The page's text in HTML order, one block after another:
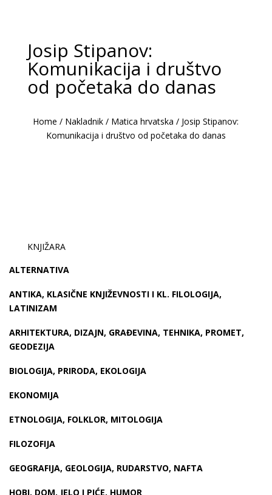
Josip Stipanov:
Komunikacija i društvo
od početaka do danas
Home / Nakladnik / Matica hrvatska / Josip Stipanov:
Komunikacija i društvo od početaka do danas
KNJIŽARA
ALTERNATIVA
ANTIKA, KLASIČNE KNJIŽEVNOSTI I KL. FILOLOGIJA,
LATINIZAM
ARHITEKTURA, DIZAJN, GRAĐEVINA, TEHNIKA, PROMET,
GEODEZIJA
BIOLOGIJA, PRIRODA, EKOLOGIJA
EKONOMIJA
ETNOLOGIJA, FOLKLOR, MITOLOGIJA
FILOZOFIJA
GEOGRAFIJA, GEOLOGIJA, RUDARSTVO, NAFTA
HOBI, DOM, JELO I PIĆE, HUMOR